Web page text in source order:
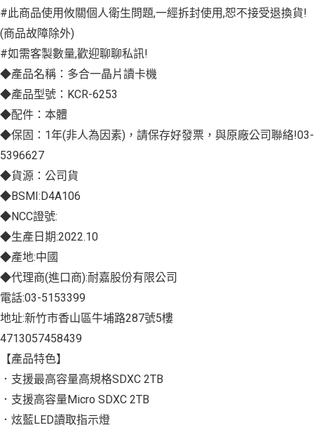
#此商品使用攸關個人衛生問題,一經拆封使用,恕不接受退換貨!
(商品故障除外)
#如需客製數量,歡迎聊聊私訊!
◆產品名稱：多合一晶片讀卡機
◆產品型號：KCR-6253
◆配件：本體
◆保固：1年(非人為因素)，請保存好發票，與原廠公司聯絡!03-
5396627
◆貨源：公司貨
◆BSMI:D4A106
◆NCC證號:
◆生產日期:2022.10
◆產地:中國
◆代理商(進口商):耐嘉股份有限公司
電話:03-5153399
地址:新竹市香山區牛埔路287號5樓
4713057458439
【產品特色】
．支援最高容量高規格SDXC 2TB
．支援高容量Micro SDXC 2TB
．炫藍LED讀取指示燈